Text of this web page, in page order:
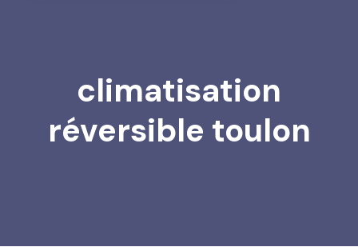
climatisation
réversible toulon